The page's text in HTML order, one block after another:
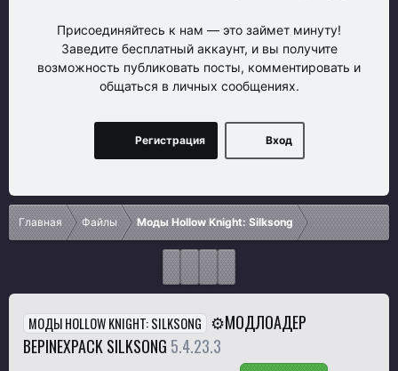
Присоединяйтесь к нам — это займет минуту!
Заведите бесплатный аккаунт, и вы получите
возможность публиковать посты, комментировать и
общаться в личных сообщениях.
Вход
Регистрация
Главная Файлы Моды Hollow Knight: Silksong
МОДЫ HOLLOW KNIGHT: SILKSONG ⚙️МОДЛОАДЕР
BEPINEXPACK SILKSONG 5.4.23.3